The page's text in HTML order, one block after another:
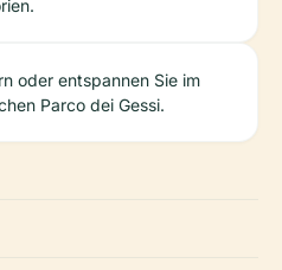
oder entspannen Sie im
Parco dei Gessi.